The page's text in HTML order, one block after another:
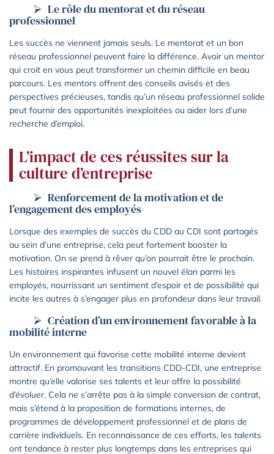
Le rôle du mentorat et du réseau
professionnel
Les succès ne viennent jamais seuls. Le mentorat et un bon
réseau professionnel peuvent faire la différence. Avoir un mentor
qui croit en vous peut transformer un chemin difficile en beau
parcours. Les mentors offrent des conseils avisés et des
perspectives précieuses, tandis qu’un réseau professionnel solide
peut fournir des opportunités inexploitées ou aider lors d’une
recherche d’emploi.
L’impact de ces réussites sur la
culture d’entreprise
Renforcement de la motivation et de
l’engagement des employés
Lorsque des exemples de succès du CDD au CDI sont partagés
au sein d’une entreprise, cela peut fortement booster la
motivation. On se prend à rêver qu’on pourrait être le prochain.
Les histoires inspirantes infusent un nouvel élan parmi les
employés, nourrissant un sentiment d’espoir et de possibilité qui
incite les autres à s’engager plus en profondeur dans leur travail.
Création d’un environnement favorable à la
mobilité interne
Un environnement qui favorise cette mobilité interne devient
attractif. En promouvant les transitions CDD-CDI, une entreprise
montre qu’elle valorise ses talents et leur offre la possibilité
d’évoluer. Cela ne s’arrête pas à la simple conversion de contrat,
mais s’étend à la proposition de formations internes, de
programmes de développement professionnel et de plans de
carrière individuels. En reconnaissance de ces efforts, les talents
ont tendance à rester plus longtemps dans les entreprises qui